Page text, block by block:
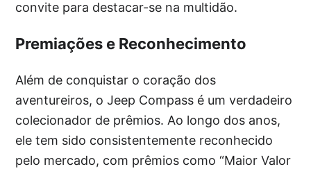
convite para destacar-se na multidão.
Premiações e Reconhecimento
Além de conquistar o coração dos
aventureiros, o Jeep Compass é um verdadeiro
colecionador de prêmios. Ao longo dos anos,
ele tem sido consistentemente reconhecido
pelo mercado, com prêmios como “Maior Valor